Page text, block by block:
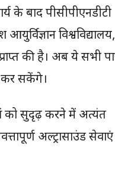
के बाद पीसीपीएनडीटी
विश्वविद्यालय,
की है। अब ये सभी पात्र
कर सकेंगे।
को सुदृढ़ करने में अत्यंत
अल्ट्रासाउंड सेवाएं